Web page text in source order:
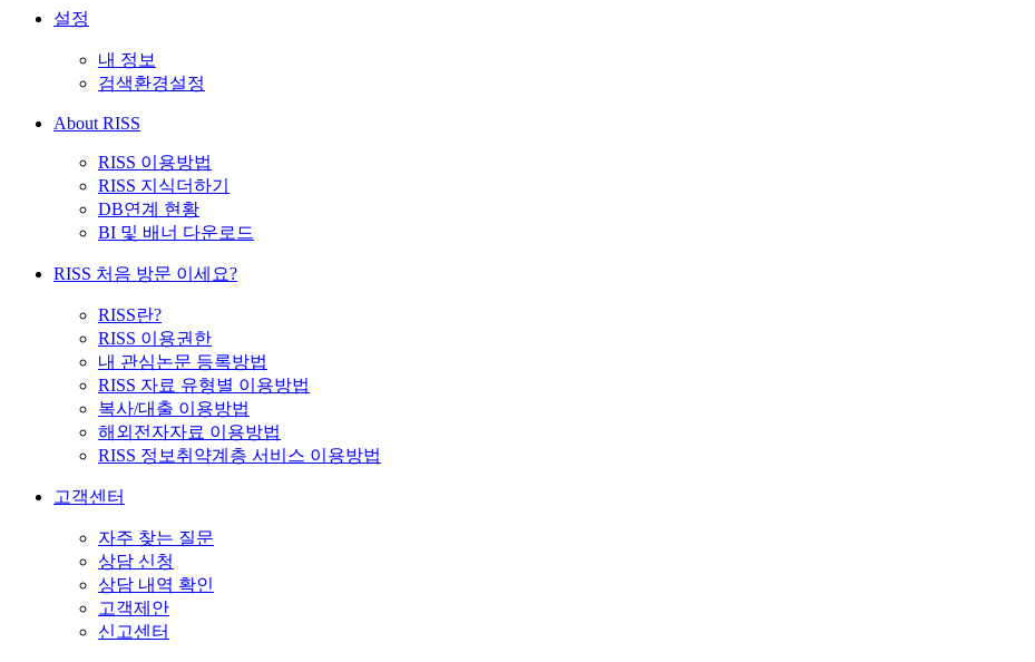
설정
내 정보
검색환경설정
About RISS
RISS 이용방법
RISS 지식더하기
DB연계 현황
BI 및 배너 다운로드
RISS 처음 방문 이세요?
RISS란?
RISS 이용권한
내 관심논문 등록방법
RISS 자료 유형별 이용방법
복사/대출 이용방법
해외전자자료 이용방법
RISS 정보취약계층 서비스 이용방법
고객센터
자주 찾는 질문
상담 신청
상담 내역 확인
고객제안
신고센터